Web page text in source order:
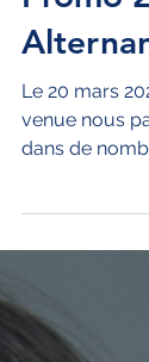
Promo
Le 20 mars
venue nous